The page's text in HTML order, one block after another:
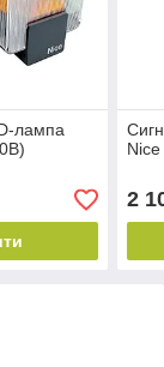
лампа
2